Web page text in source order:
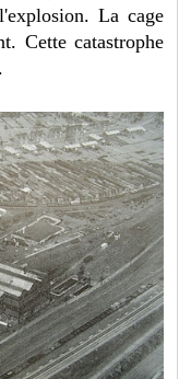
La cage
Cette catastrophe